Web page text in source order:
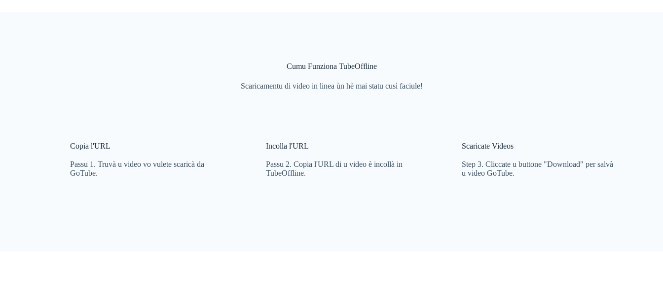
Cumu Funziona TubeOffline
Scaricamentu di video in linea ùn hè mai statu cusì faciule!
Copia l'URL
Passu 1. Truvà u video vo vulete scaricà da
GoTube.
Incolla l'URL
Passu 2. Copia l'URL di u video è incollà in
TubeOffline.
Scaricate Videos
Step 3. Cliccate u buttone "Download" per salvà
u video GoTube.